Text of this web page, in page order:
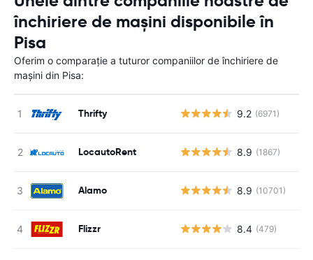
închiriere de mașini disponibile în
Pisa
Oferim o comparație a tuturor companiilor de închiriere de
mașini din Pisa:
Thrifty 9.2 (6971)
LocautoRent 8.9 (1867)
Alamo 8.9 (10701)
Flizzr 8.4 (479)